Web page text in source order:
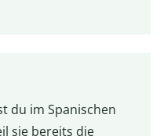
du im Spanischen
sie bereits die